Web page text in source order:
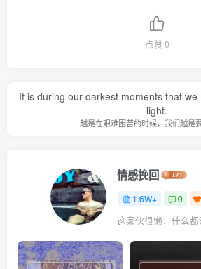
点赞0
It is during our darkest moments that
light.
越是在艰难困苦的时候，我们越是
情感挽回
1.6W+ 0
这家伙很懒，什么